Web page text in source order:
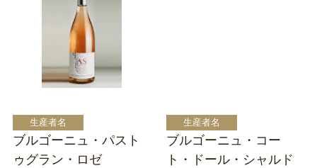
ブルゴーニュ・パスト
ゥグラン・ロゼ
ブルゴーニュ・コー
ト・ドール・シャルド